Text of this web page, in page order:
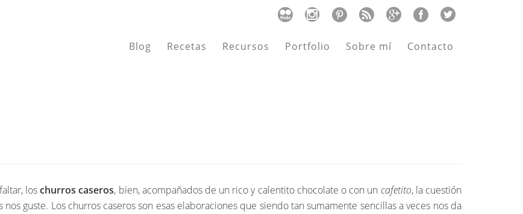
Blog Recetas Recursos Portfolio Sobre mí Contacto
loschurros caseros, bien, acompañados de un rico y calentito chocolate o con un cafetito, la cuestión
guste. Los churros caseros son esas elaboraciones que siendo tan sumamente sencillas a veces nos da